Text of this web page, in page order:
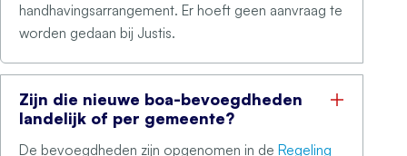
handhavingsarrangement. Er hoeft geen aanvraag te
worden gedaan bij Justis.
Zijn die nieuwe boa-bevoegdheden
landelijk of per gemeente?
De bevoegdheden zijn opgenomen in de Regeling